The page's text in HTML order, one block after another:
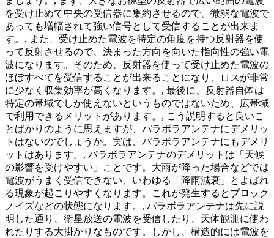
を受け止めて中央の受信器に集約させるので、微弱な電波で
あっても増幅されて強い信号として受信することが出来ま
す。, また、受け止めた電波を特定の角度を持つ反射器を使
って反射させるので、決まった方向を向いた指向性の強い電
波になります。そのため、反射器を使って受け止めた電波の
ほぼすべてを受信することが出来ることになり、ロスが非常
に少なく収集効率が高くなります。, 最後に、反射器自体は
特定の帯域でしか使えないというものではないため、広帯域
で利用できるメリットがあります。, こう説明すると良いこ
とばかりのように思えますが、パラボラアンテナにデメリッ
トはないのでしょうか。実は、パラボラアンテナにもデメリ
ットはあります。, パラボラアンテナのデメリットは「天候
の影響を受けやすい」ことです。大雨が降った場合などでは
電波がうまく受信できない、いわゆる「降雨減衰」とよばれ
る現象が起こりやすくなります。これが発生するとブロック
ノイズなどの状態になります。, パラボラアンテナは先に説
明した通り、衛星放送の電波を受信したり、天体観測に使わ
れたりする大掛かりなものです。しかし、構造的には電波を